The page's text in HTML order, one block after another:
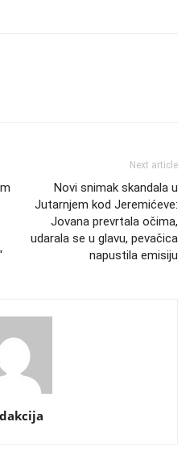
Next article
Novi snimak skandala u
Jutarnjem kod Jeremićeve:
Jovana prevrtala očima,
udarala se u glavu, pevačica
napustila emisiju